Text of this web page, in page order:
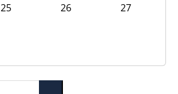
25 26
27